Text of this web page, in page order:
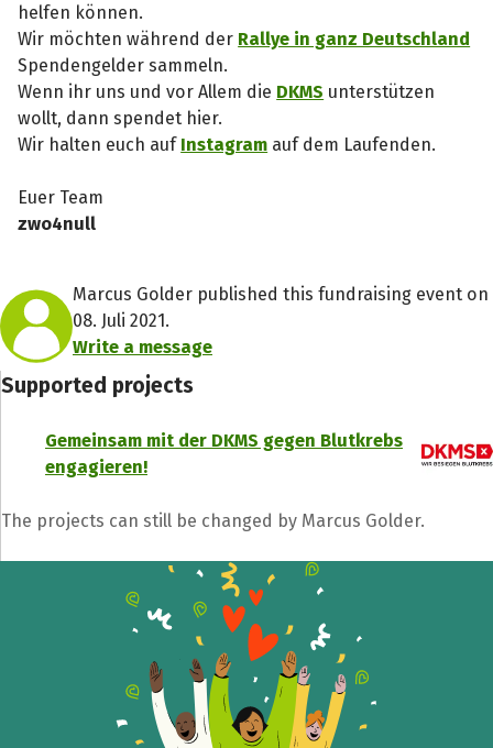
helfen können.
Wir möchten während der Rallye in ganz Deutschland
Spendengelder sammeln.
Wenn ihr uns und vor Allem die DKMS unterstützen
wollt, dann spendet hier.
Wir halten euch auf Instagram auf dem Laufenden.
Euer Team
zwo4null
Marcus Golder published this fundraising event on
08. Juli 2021.
Write a message
Supported projects
Gemeinsam mit der DKMS gegen Blutkrebs
engagieren!
The projects can still be changed by Marcus Golder.